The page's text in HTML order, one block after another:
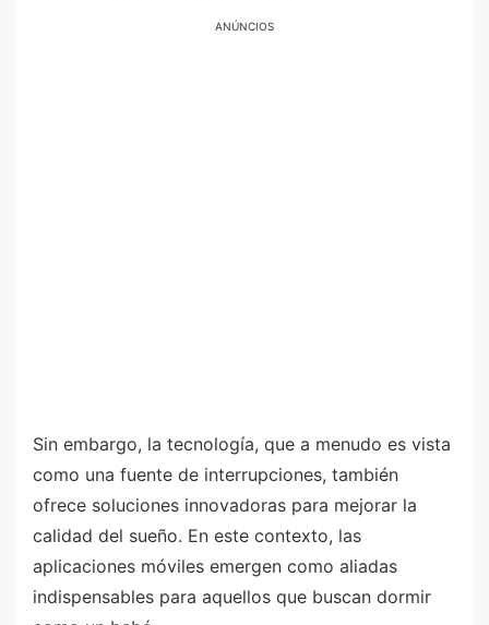
ANÚNCIOS
Sin embargo, la tecnología, que a menudo es vista
como una fuente de interrupciones, también
ofrece soluciones innovadoras para mejorar la
calidad del sueño. En este contexto, las
aplicaciones móviles emergen como aliadas
indispensables para aquellos que buscan dormir